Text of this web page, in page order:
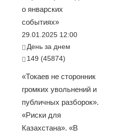
о январских
событиях»
29.01.2025 12:00
День за днем
149 (45874)
«Токаев не сторонник
громких увольнений и
публичных разборок».
«Риски для
Казахстана». «В